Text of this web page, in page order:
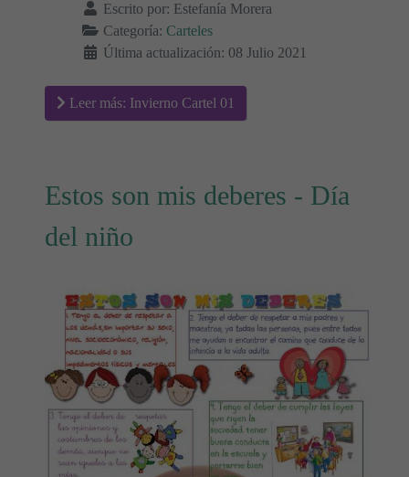
Escrito por: Estefanía Morera
Categoría: Carteles
Última actualización: 08 Julio 2021
Leer más: Invierno Cartel 01
Estos son mis deberes - Día
del niño